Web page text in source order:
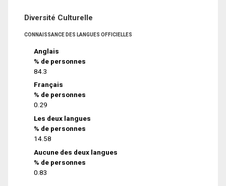
Diversité Culturelle
CONNAISSANCE DES LANGUES OFFICIELLES
Anglais
% de personnes
84.3
Français
% de personnes
0.29
Les deux langues
% de personnes
14.58
Aucune des deux langues
% de personnes
0.83